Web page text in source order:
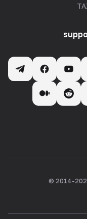
© 2014-